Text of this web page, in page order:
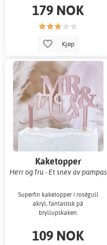
179 NOK
Kjøp
Kaketopper
Herr og fru - Et snev av pampas
Superfin kaketopper i roségull
akryl, fantastisk på
bryllupskaken.
109 NOK